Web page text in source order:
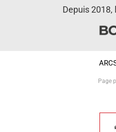
Depuis 2018,
Page